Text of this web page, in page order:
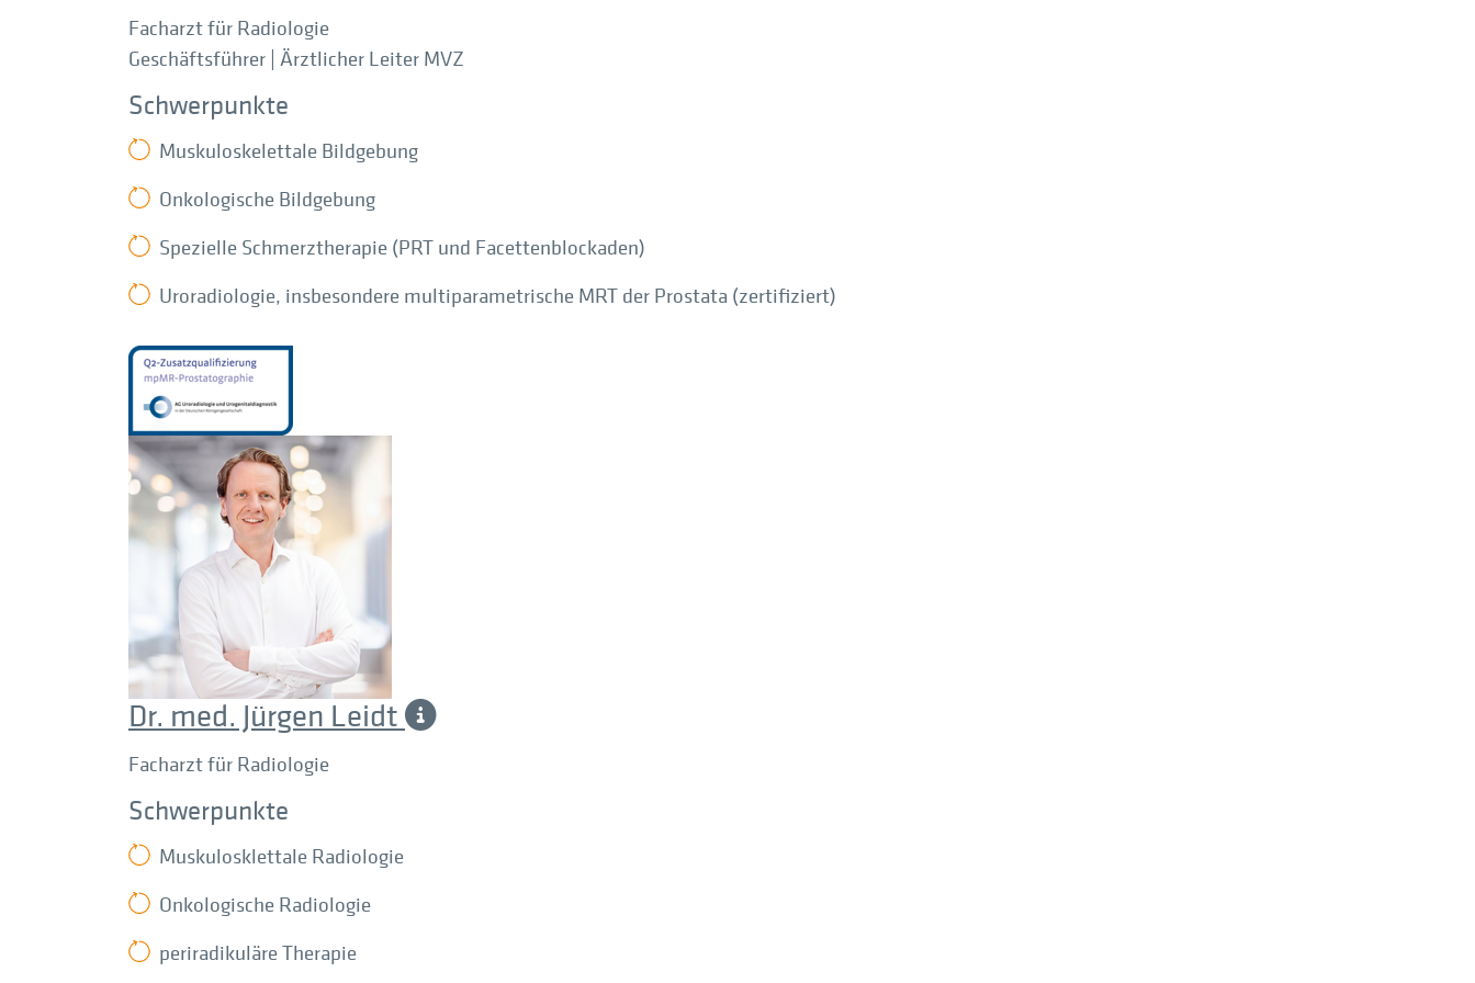
Facharzt für Radiologie
Geschäftsführer | Ärztlicher Leiter MVZ
Schwerpunkte
Muskuloskelettale Bildgebung
Onkologische Bildgebung
Spezielle Schmerztherapie (PRT und Facettenblockaden)
Uroradiologie, insbesondere multiparametrische MRT der Prostata (zertifiziert)
Dr. med. Jürgen Leidt
Facharzt für Radiologie
Schwerpunkte
Muskulosklettale Radiologie
Onkologische Radiologie
periradikuläre Therapie